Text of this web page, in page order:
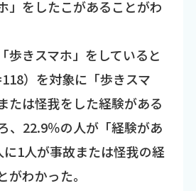
」をしたこがあることがわ
歩きスマホ」をしていると
）を対象に「歩きスマ
たは怪我をした経験がある
、22.9％の人が「経験があ
1人が事故または怪我の経
わかった。